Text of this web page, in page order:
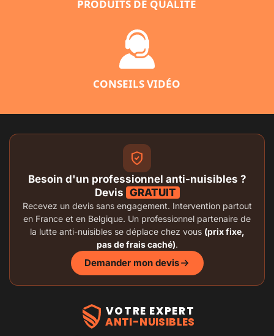
PRODUITS DE QUALITÉ
CONSEILS VIDÉO
Besoin d'un professionnel anti-nuisibles ?
Devis GRATUIT
Recevez un devis sans engagement. Intervention partout
en France et en Belgique. Un professionnel partenaire de
la lutte anti-nuisibles se déplace chez vous (prix fixe,
pas de frais caché).
Demander mon devis
VOTRE EXPERT
ANTI-NUISIBLES